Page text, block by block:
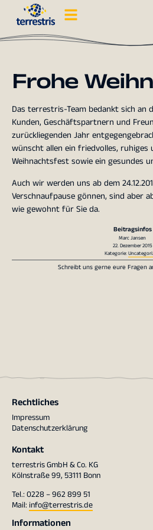
Frohe
Das terrestris-Team bedankt sich an
Kunden, Geschäftspartnern und
zurückliegenden Jahr
wünscht allen ein friedvolles, ruhiges
Weihnachtsfest sowie ein gesundes
Auch wir werden uns ab dem
Verschnaufpause gönnen, sind aber
wie gewohnt für Sie da.
Beitragsinfos
Marc Jansen
22. Dezember 2015
Kategorie:
Schreibt uns gerne eure Fragen
Rechtliches
Impressum
Datenschutzerklärung
Kontakt
terrestris GmbH & Co. KG
Kölnstraße 99, 53111 Bonn
Tel.: 0228 – 962 899 51
Mail: info@terrestris.de
Informationen